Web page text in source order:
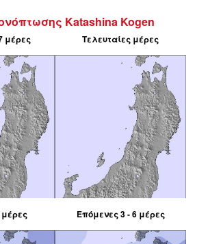
Katashina Kogen
μέρες Τελευταίες μέρες
Επόμενες 3 - 6 μέρες